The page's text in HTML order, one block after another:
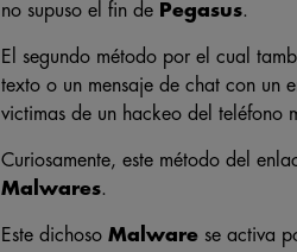
no supuso el fin de Pegasus.
El segundo método por el cual
texto o un mensaje de chat con un
victimas de un hackeo del teléfono
Curiosamente, este método del
Malwares.
Este dichoso Malwarese activa